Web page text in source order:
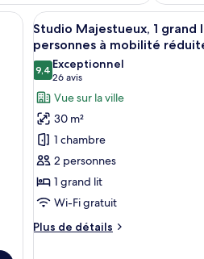
lit escamotable, de grandes fenêtres et
Afficher
toutes
les
photos
pour
ce
type
de
chambre :
Studio
Majestueux,
1
11
Studio Majestueux, 1 grand
personnes à mobilité
9,49,4 sur 10
Exceptionnel
26 avis
(26 avis)
Vue sur la ville
30 m²
1 chambre
2 personnes
1 grand lit
Wi-Fi gratuit
Plus de détails
Plus